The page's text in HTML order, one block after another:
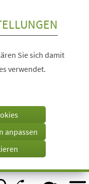
Sie sich damit
verwendet.
anpassen